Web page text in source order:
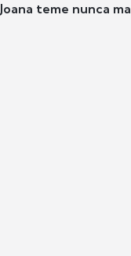
Joana teme nunca